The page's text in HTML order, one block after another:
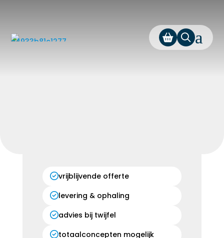
a
vrijblijvende offerte
levering & ophaling
advies bij twijfel
totaalconcepten mogelijk